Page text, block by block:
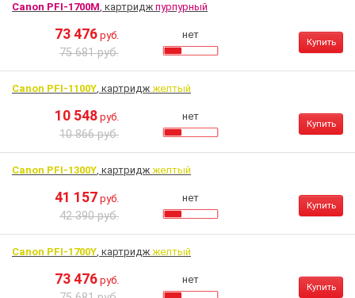
Canon PFI-1700M, картридж пурпурный
73 476 руб.
75 681 руб.
нет
Купить
Canon PFI-1100Y, картридж желтый
10 548 руб.
10 866 руб.
нет
Купить
Canon PFI-1300Y, картридж желтый
41 157 руб.
42 390 руб.
нет
Купить
Canon PFI-1700Y, картридж желтый
73 476 руб. нет
Купить